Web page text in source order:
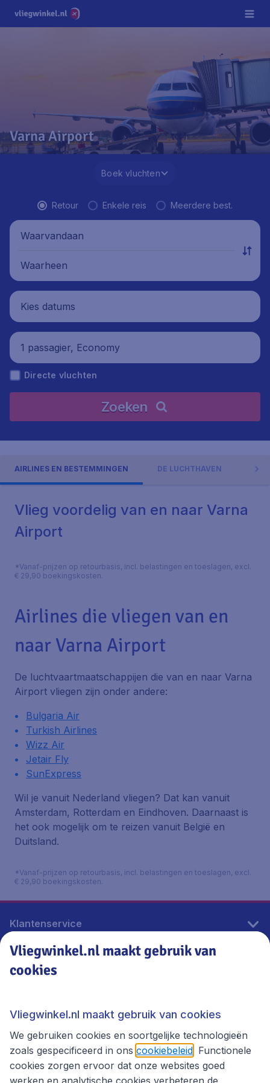
Varna Airport
Boek vluchten
Retour Enkele reis Meerdere best.
Waarvandaan
Waarheen
Kies datums
1 passagier, Economy
Directe vluchten
Zoeken
AIRLINES EN BESTEMMINGEN DE LUCHTHAVEN
Vlieg voordelig van en naar Varna
Airport
*Vanaf-prijzen op retourbasis, incl. belastingen en toeslagen, excl.
€ 29,90 boekingskosten.
Airlines die vliegen van en
naar Varna Airport
De luchtvaartmaatschappijen die van en naar Varna
Airport vliegen zijn onder andere:
Bulgaria Air
Turkish Airlines
Wizz Air
Jetair Fly
SunExpress
Wil je vanuit Nederland vliegen? Dat kan vanuit
Amsterdam, Rotterdam en Eindhoven. Daarnaast is
het ook mogelijk om te reizen vanuit België en
Duitsland.
*Vanaf-prijzen op retourbasis, incl. belastingen en toeslagen, excl.
€ 29,90 boekingskosten.
Klantenservice
Vliegwinkel.nl
Thema's
Vliegwinkel.nl maakt gebruik van
cookies
Vliegwinkel.nl maakt gebruik van cookies
We gebruiken cookies en soortgelijke technologieën
zoals gespecificeerd in ons cookiebeleid . Functionele
cookies zorgen ervoor dat onze websites goed
werken en analytische cookies verbeteren de